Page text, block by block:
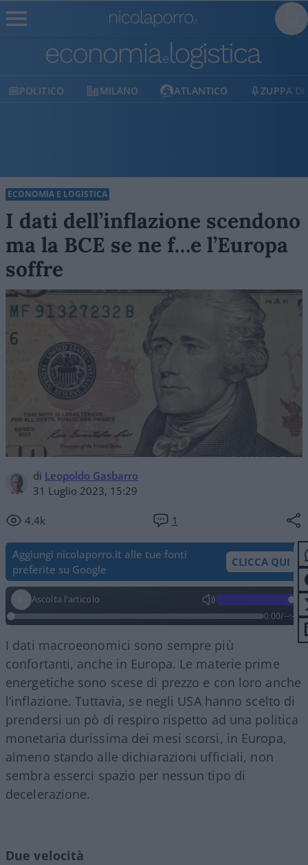
POLITICO MILANO ATLANTICO ZUPPA DI
ECONOMIA E LOGISTICA
I dati dell’inflazione scendono
ma la BCE se ne f…e l’Europa
soffre
di Leopoldo Gasbarro
31 Luglio 2023, 15:29
4.4k 1
Aggiungi nicolaporro.it alle tue fonti
preferite su Google
CLICCA QUI
Ascolta l'articolo
0:00/--:--
I dati macroeonomici sono sempre più
confortanti, anche in Europa. Le materie prime
energetiche sono scese di prezzo e con loro anche
l’inflazione. Tuttavia, se negli USA hanno scelto di
prendersi un pò di respiro rispetto ad una politica
monetaria durissima dei mesi scorsi, in Europa,
almeno stando alle dichiarazioni ufficiali, non
sembra esserci spazio per nessun tipo di
decelerazione.
Due velocità